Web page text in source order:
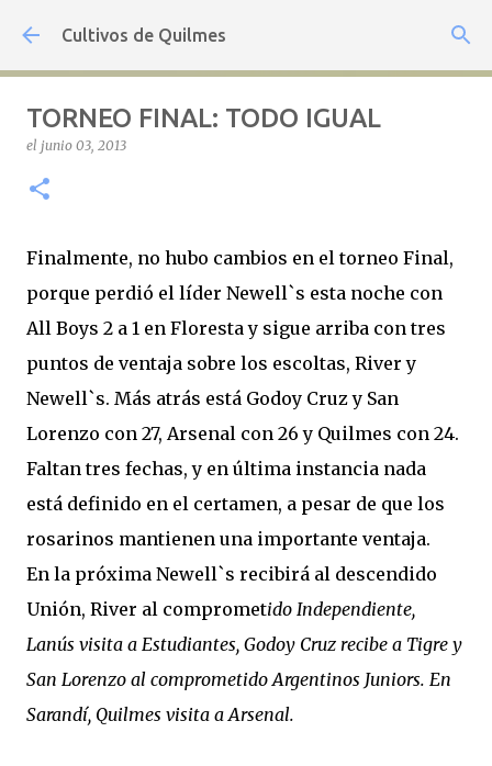
Ir al contenido principal
Cultivos de Quilmes
TORNEO FINAL: TODO IGUAL
el junio 03, 2013
Finalmente, no hubo cambios en el torneo Final,
porque perdió el líder Newell`s esta noche con
All Boys 2 a 1 en Floresta y sigue arriba con tres
puntos de ventaja sobre los escoltas, River y
Newell`s. Más atrás está Godoy Cruz y San
Lorenzo con 27, Arsenal con 26 y Quilmes con 24.
Faltan tres fechas, y en última instancia nada
está definido en el certamen, a pesar de que los
rosarinos mantienen una importante ventaja.
En la próxima Newell`s recibirá al descendido
Unión, River al comprometido Independiente,
Lanús visita a Estudiantes, Godoy Cruz recibe a Tigre y
San Lorenzo al comprometido Argentinos Juniors. En
Sarandí, Quilmes visita a Arsenal.